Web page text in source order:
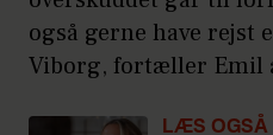
også gerne have rejst
Viborg, fortæller Emil
LÆS OGSÅ